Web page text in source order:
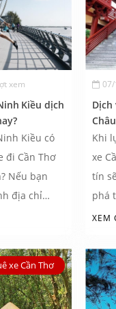
xem
Kiều dịch
Kiều có
đi Cần Thơ
Nếu bạn
địa chỉ
07/
Dịch
Khi
xe
tín
phá
XEM
xe Cần Thơ